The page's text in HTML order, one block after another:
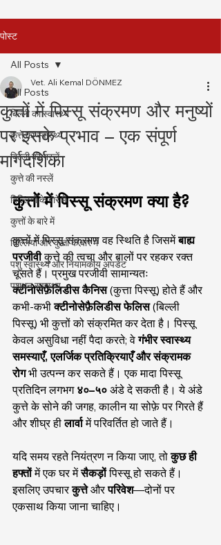
पोस्ट
All Posts
बिल्ली का स्वास्थ्य
कुत्ते का स्वास्थ्य
बिल्ली की नस्लें
कुत्ते की नस्लें
बिल्लियों के बारे में
कुत्तों के बारे में
बिल्लियों और कुत्तों के बारे में
पशु स्वास्थ्य और नियामकीय अपडेट
पशुधन स्वास्थ्य
All Posts
कुत्तों में पिस्सू संक्रमण और मनुष्यों
पर इसके प्रभाव – एक संपूर्ण
मार्गदर्शिका
Vet. Ali Kemal DÖNMEZ
कुत्तों में पिस्सू संक्रमण क्या है?
कुत्तों में पिस्सू संक्रमण वह स्थिति है जिसमें बाह्य
परजीवी कुत्ते की त्वचा और बालों पर रहकर रक्त
चूसते हैं। प्रमुख परजीवी सामान्यतः
क्टीनोसेफ़ैलिडीस कैनिस (कुत्ता पिस्सू) होते हैं और
कभी-कभी क्टीनोसेफ़ैलिडीस फेलिस (बिल्ली
पिस्सू) भी कुत्तों को संक्रमित कर देता है। पिस्सू
केवल असुविधा नहीं पैदा करते; वे गंभीर स्वास्थ्य
समस्याएँ, एलर्जिक प्रतिक्रियाएँ और संक्रामक
रोग भी उत्पन्न कर सकते हैं। एक मादा पिस्सू
प्रतिदिन लगभग ४०–५० अंडे दे सकती है। ये अंडे
कुत्ते के सोने की जगह, कालीन या सोफ़े पर गिरते हैं
और शीघ्र ही लार्वा में परिवर्तित हो जाते हैं।
यदि समय रहते नियंत्रण न किया जाए, तो कुछ ही
हफ्तों में एक घर में सैकड़ों पिस्सू हो सकते हैं।
इसलिए उपचार कुत्ते और परिवेश—दोनों पर
एकसाथ किया जाना चाहिए।